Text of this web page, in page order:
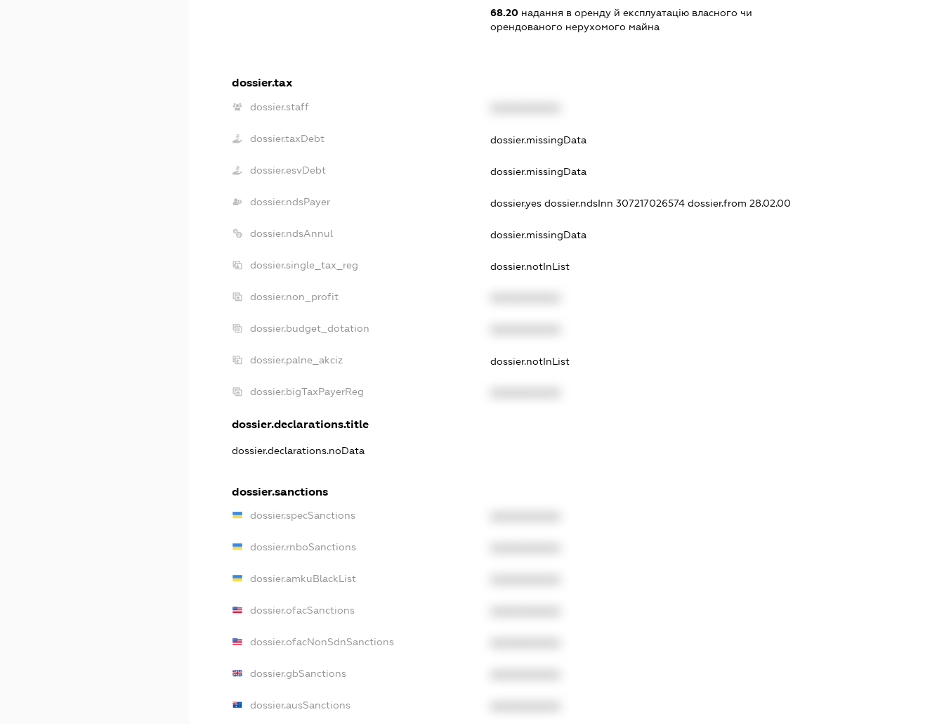
68.20 надання в оренду й експлуатацію власного чи
орендованого нерухомого майна
dossier.tax
dossier.staff
dossier.taxDebt dossier.missingData
dossier.esvDebt dossier.missingData
dossier.ndsPayer dossier.yesdossier.ndsInn 307217026574dossier.from 28.02.00
dossier.ndsAnnul dossier.missingData
dossier.single_tax_reg dossier.notInList
dossier.non_profit
dossier.budget_dotation
dossier.palne_akciz dossier.notInList
dossier.bigTaxPayerReg
dossier.declarations.title
dossier.declarations.noData
dossier.sanctions
dossier.specSanctions
dossier.rnboSanctions
dossier.amkuBlackList
dossier.ofacSanctions
dossier.ofacNonSdnSanctions
dossier.gbSanctions
dossier.ausSanctions